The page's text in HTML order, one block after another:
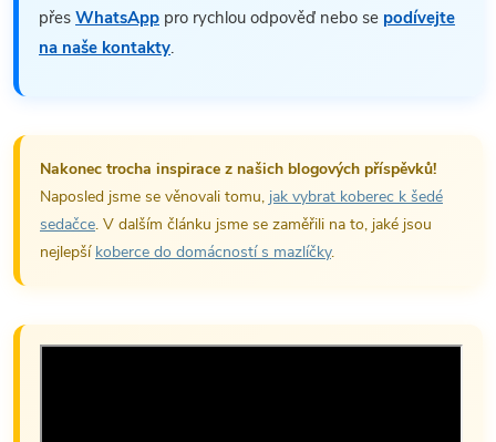
přes WhatsApp pro rychlou odpověď nebo se podívejte
na naše kontakty.
Nakonec trocha inspirace z našich blogových příspěvků!
Naposled jsme se věnovali tomu, jak vybrat koberec k šedé
sedačce. V dalším článku jsme se zaměřili na to, jaké jsou
nejlepší koberce do domácností s mazlíčky.